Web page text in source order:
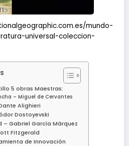
mundo-
universal-coleccion-
5 obras Maestras:
– Miguel de Cervantes
Alighieri
Dostoyevski
– Gabriel García Márquez
Fitzgerald
de Innovación